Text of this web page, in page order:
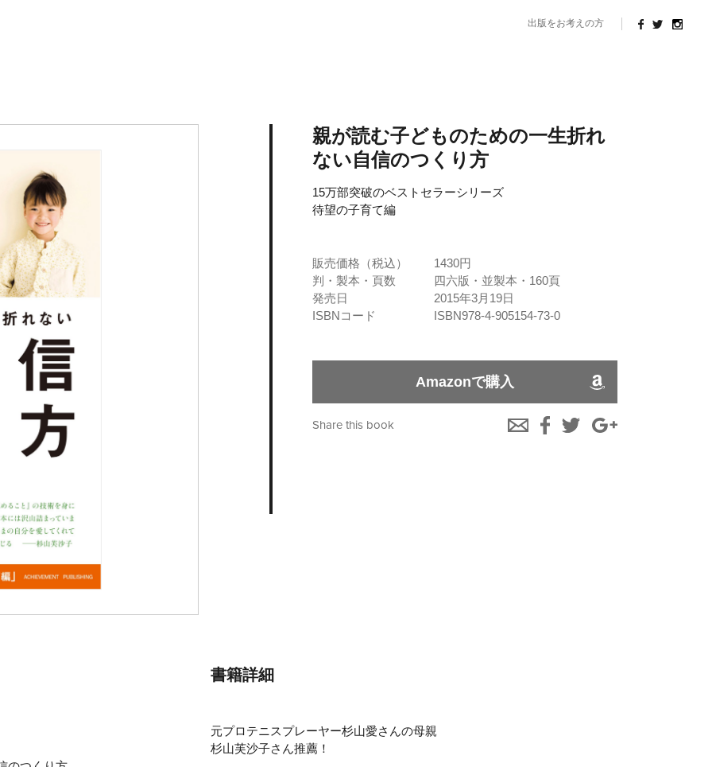
出版をお考えの方
親が読む子どものための一生折れ
ない自信のつくり方
15万部突破のベストセラーシリーズ
待望の子育て編
販売価格（税込）
1430円
判・製本・頁数
四六版・並製本・160頁
発売日
2015年3月19日
ISBNコード
ISBN978-4-905154-73-0
Amazonで購入
Share this book
書籍詳細
元プロテニスプレーヤー杉山愛さんの母親
杉山芙沙子さん推薦！